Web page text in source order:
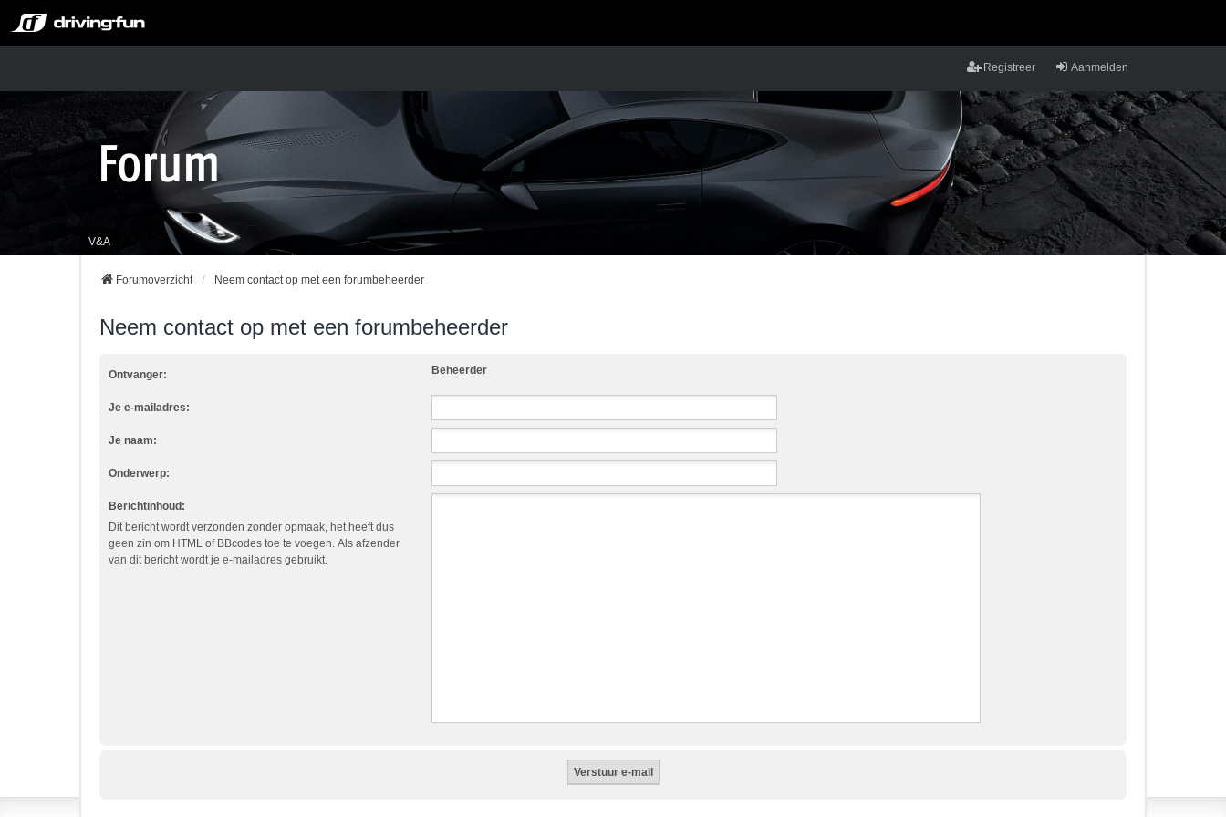
Aanmelden
Registreer
V&A
Forumoverzicht Neem contact op met een forumbeheerder
Neem contact op met een forumbeheerder
Ontvanger: Beheerder
Je e-mailadres:
Je naam:
Onderwerp:
Berichtinhoud:
Dit bericht wordt verzonden zonder opmaak, het heeft dus
geen zin om HTML of BBcodes toe te voegen. Als afzender
van dit bericht wordt je e-mailadres gebruikt.